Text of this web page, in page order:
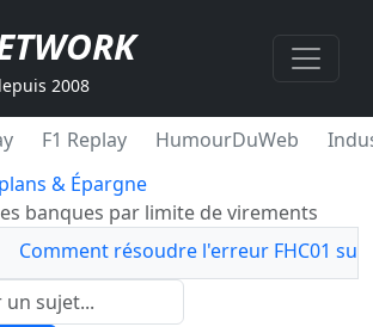
2008
F1 Replay HumourDuWeb
& Épargne
banques par limite de virements
Comment résoudre l'erreur FHC01 sur